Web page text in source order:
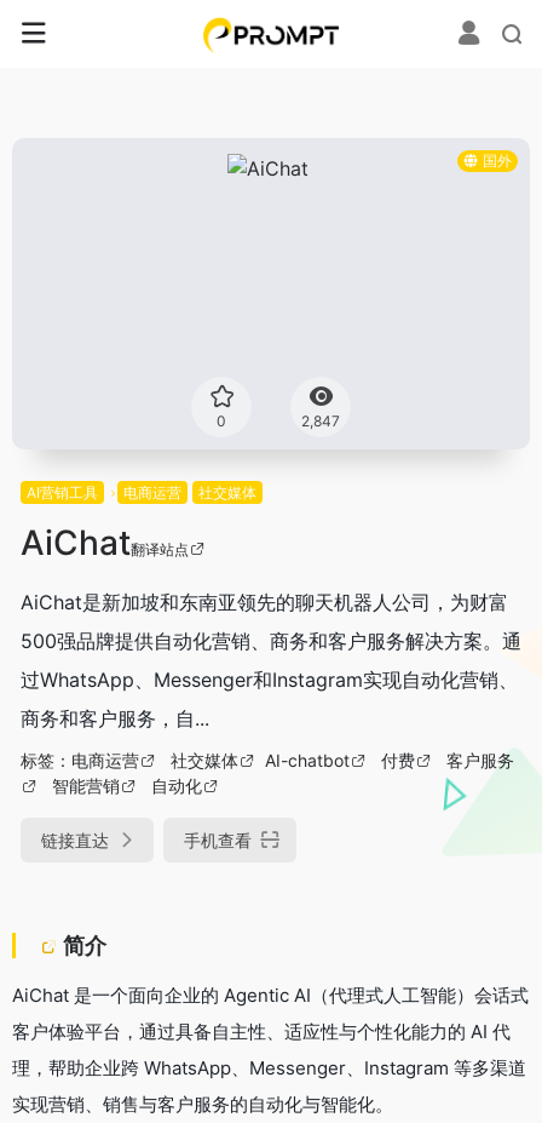
国外
0 2,847
AI营销工具 电商运营 社交媒体
AiChat翻译站点
AiChat是新加坡和东南亚领先的聊天机器人公司，为财富
500强品牌提供自动化营销、商务和客户服务解决方案。通
过WhatsApp、Messenger和Instagram实现自动化营销、
商务和客户服务，自...
标签： 电商运营 社交媒体 AI-chatbot 付费
客户服务
智能营销
自动化
链接直达 手机查看
简介
AiChat 是一个面向企业的 Agentic AI（代理式人工智能）会话式
客户体验平台，通过具备自主性、适应性与个性化能力的 AI 代
理，帮助企业跨 WhatsApp、Messenger、Instagram 等多渠道
实现营销、销售与客户服务的自动化与智能化。